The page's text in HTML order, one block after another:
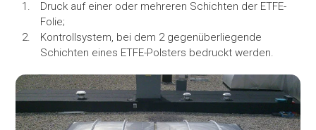
Druck auf einer oder mehreren Schichten der ETFE-
Folie;
Kontrollsystem, bei dem 2 gegenüberliegende
Schichten eines ETFE-Polsters bedruckt werden.